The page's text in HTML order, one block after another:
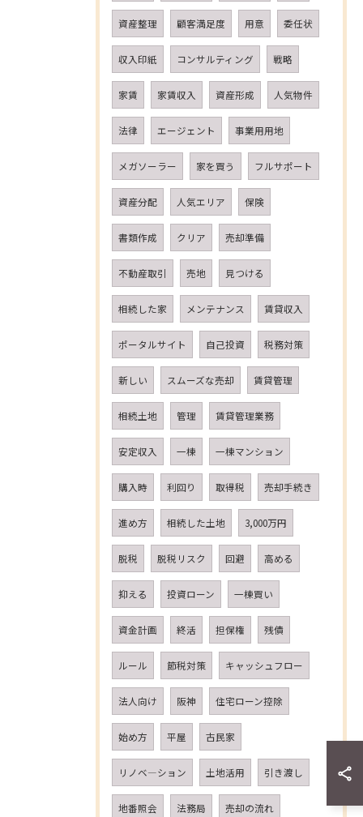
資産整理 顧客満足度 用意 委任状
収入印紙 コンサルティング 戦略
家賃 家賃収入 資産形成 人気物件
法律 エージェント 事業用用地
メガソーラー 家を買う フルサポート
資産分配 人気エリア 保険
書類作成 クリア 売却準備
不動産取引 売地 見つける
相続した家 メンテナンス 賃貸収入
ポータルサイト 自己投資 税務対策
新しい スムーズな売却 賃貸管理
相続土地 管理 賃貸管理業務
安定収入 一棟 一棟マンション
購入時 利回り 取得税 売却手続き
進め方 相続した土地 3,000万円
脱税 脱税リスク 回避 高める
抑える 投資ローン 一棟買い
資金計画 終活 担保権 残債
ルール 節税対策 キャッシュフロー
法人向け 阪神 住宅ローン控除
始め方 平屋 古民家
リノベ―ション 土地活用 引き渡し
地番照会 法務局 売却の流れ